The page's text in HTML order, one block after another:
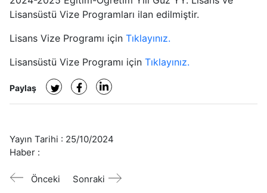
Lisansüstü Vize Programları ilan edilmiştir.
Lisans Vize Programı için Tıklayınız.
Lisansüstü Vize Programı için Tıklayınız.
Paylaş
Yayın Tarihi : 25/10/2024
Haber :
Önceki Sonraki